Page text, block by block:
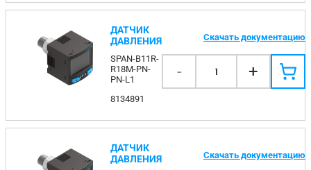
ДАТЧИК
ДАВЛЕНИЯ
SPAN-B11R-
R18M-PN-
PN-L1
8134891
Скачать документацию
- 1 +
ДАТЧИК
ДАВЛЕНИЯ
Скачать документацию